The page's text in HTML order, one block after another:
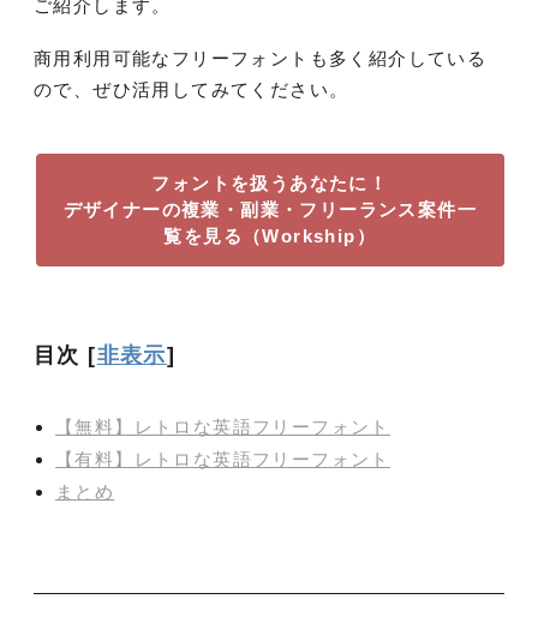
ご紹介します。
商用利用可能なフリーフォントも多く紹介している
ので、ぜひ活用してみてください。
フォントを扱うあなたに！
デザイナーの複業・副業・フリーランス案件一
覧を見る（Workship）
目次 [非表示]
【無料】レトロな英語フリーフォント
【有料】レトロな英語フリーフォント
まとめ